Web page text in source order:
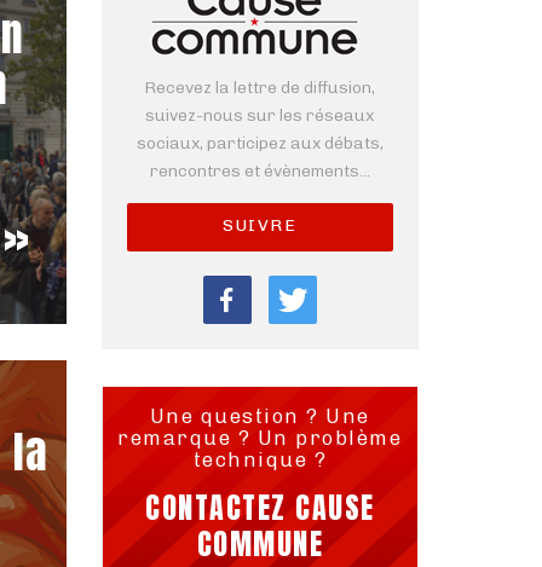
la
Recevez la lettre de diffusion,
suivez-nous sur les réseaux
sociaux, participez aux débats,
rencontres et évènements...
SUIVRE
Une question ? Une
remarque ? Un problème
technique ?
CONTACTEZ CAUSE
COMMUNE